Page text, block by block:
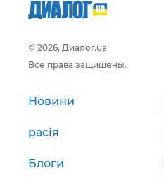
© 2026, Диалог.ua
Все права защищены.
Новини
расія
Блоги